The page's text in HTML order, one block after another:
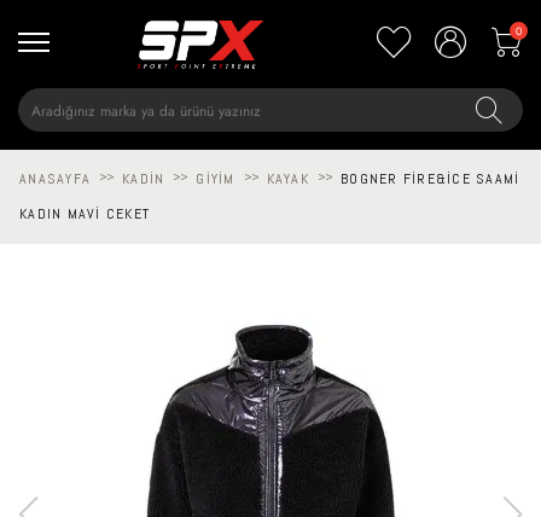
0
ANASAYFA >> KADIN >> GIYIM >> KAYAK >>
BOGNER FIRE&ICE SAAMI
KADIN MAVI CEKET